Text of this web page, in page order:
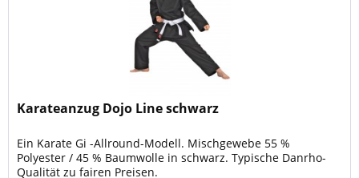
Karateanzug Dojo Line schwarz
Ein Karate Gi -Allround-Modell. Mischgewebe 55 %
Polyester / 45 % Baumwolle in schwarz. Typische Danrho-
Qualität zu fairen Preisen.